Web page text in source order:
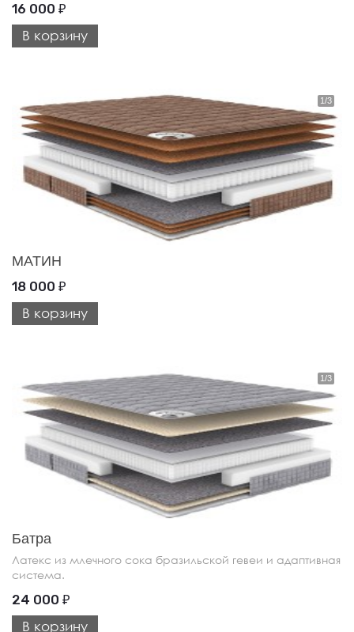
16 000 ₽
В корзину
МАТИН
18 000 ₽
В корзину
Батра
Латекс из млечного сока бразильской гевеи и адаптивная
система.
24 000 ₽
В корзину